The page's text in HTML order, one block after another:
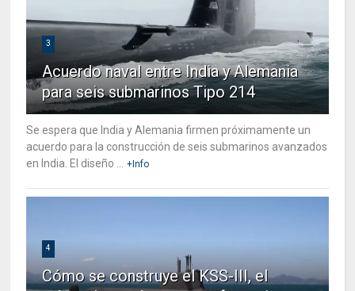
3
Acuerdo naval entre India y Alemania
para seis submarinos Tipo 214
Se espera que India y Alemania firmen próximamente un
acuerdo para la construcción de seis submarinos avanzados
en India. El diseño ...
+Info
4
Cómo se construye el KSS-III, el